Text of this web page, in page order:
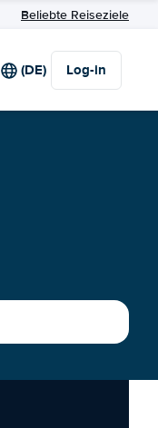
Beliebte Reiseziele
(DE) Log-in